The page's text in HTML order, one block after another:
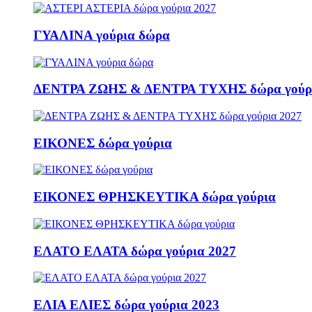
ΓΥΑΛΙΝΑ γούρια δώρα
ΔΕΝΤΡΑ ΖΩΗΣ & ΔΕΝΤΡΑ ΤΥΧΗΣ δώρα
ΕΙΚΟΝΕΣ δώρα γούρια
ΕΙΚΟΝΕΣ ΘΡΗΣΚΕΥΤΙΚΑ δώρα γούρια
ΕΛΑΤΟ ΕΛΑΤΑ δώρα γούρια 2027
ΕΛΙΑ ΕΛΙΕΣ δώρα γούρια 2023